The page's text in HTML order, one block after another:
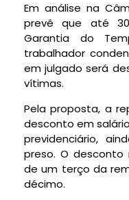
Em análise na
prevê que até
Garantia do
trabalhador
em julgado será
vítimas.
Pela proposta, a
desconto em
previdenciário,
preso. O
de um terço da
décimo.